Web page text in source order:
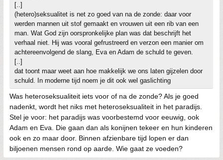
[..]
(hetero)seksualitet is net zo goed van na de zonde: daar voor
werden mannen uit stof gemaakt en vrouwen uit een rib van een
man. Wat God zijn oorspronkelijke plan was dat beschrijft het
verhaal niet. Hij was vooral gefrustreerd en verzon een manier om
achtereenvolgend de slang, Eva en Adam de schuld te geven.
[..]
dat toont maar weet aan hoe makkelijk we ons laten gijzelen door
schuld. In moderne tijd noem je dit ook wel gaslichting
Was heteroseksualiteit iets voor of na de zonde? Als je goed
nadenkt, wordt het niks met heteroseksualiteit in het paradijs.
Stel je voor: het paradijs was voorbestemd voor eeuwig, ook
Adam en Eva. Die gaan dan als konijnen tekeer en hun kinderen
ook en zo maar door. Binnen afzienbare tijd lopen er dan
biljoenen mensen rond op aarde. Wie gaat ze voeden?